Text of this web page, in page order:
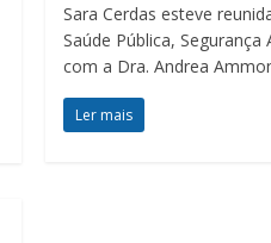
Sara Cerdas esteve
Saúde Pública,
com a Dra. Andrea
Ler mais